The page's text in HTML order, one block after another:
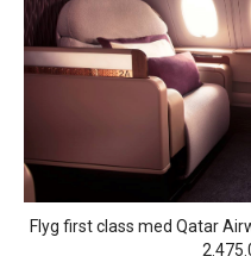
Flyg first class med Qatar